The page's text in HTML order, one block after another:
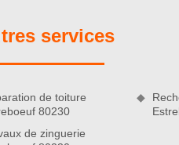
les services de l’entreprise
couvreur aguerri, Nord Artois
services
de toiture
80230
de zinguerie